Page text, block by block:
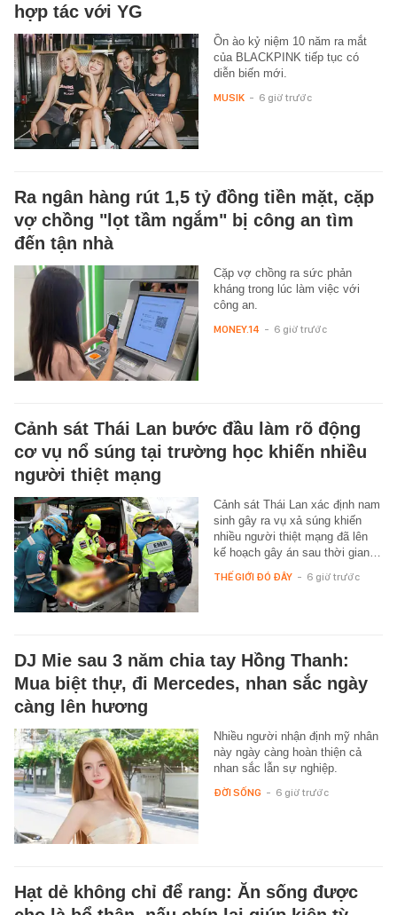
hợp tác với YG
Ồn ào kỷ niệm 10 năm ra mắt
của BLACKPINK tiếp tục có
diễn biến mới.
MUSIK - 6 giờ trước
Ra ngân hàng rút 1,5 tỷ đồng tiền mặt, cặp
vợ chồng "lọt tầm ngắm" bị công an tìm
đến tận nhà
Cặp vợ chồng ra sức phản
kháng trong lúc làm việc với
công an.
MONEY.14 - 6 giờ trước
Cảnh sát Thái Lan bước đầu làm rõ động
cơ vụ nổ súng tại trường học khiến nhiều
người thiệt mạng
Cảnh sát Thái Lan xác định nam
sinh gây ra vụ xả súng khiến
nhiều người thiệt mạng đã lên
kế hoạch gây án sau thời gian…
THẾ GIỚI ĐÓ ĐÂY - 6 giờ trước
DJ Mie sau 3 năm chia tay Hồng Thanh:
Mua biệt thự, đi Mercedes, nhan sắc ngày
càng lên hương
Nhiều người nhận định mỹ nhân
này ngày càng hoàn thiện cả
nhan sắc lẫn sự nghiệp.
ĐỜI SỐNG - 6 giờ trước
Hạt dẻ không chỉ để rang: Ăn sống được